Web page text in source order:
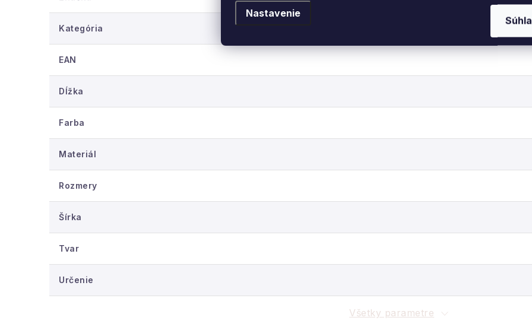
Nastavenie
Kategória
EAN
Dĺžka
Farba
Materiál
Rozmery
Šírka
Tvar
Určenie
Všetky parametre